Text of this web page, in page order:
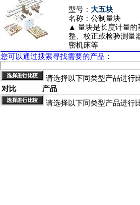
型号： 大五块
名称： 公制量块
▲ 量块是长度计量的
整、校正或检验测量
密机床等
您可以通过搜索寻找需要的产品：
请选择以下同类型产品进行
对比
产品
请选择以下同类型产品进行